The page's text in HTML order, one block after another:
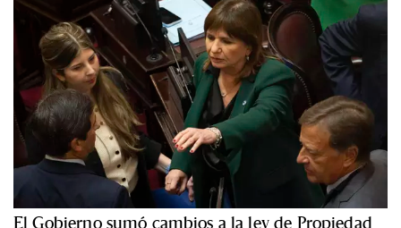
El Gobierno sumó cambios a la ley de Propiedad